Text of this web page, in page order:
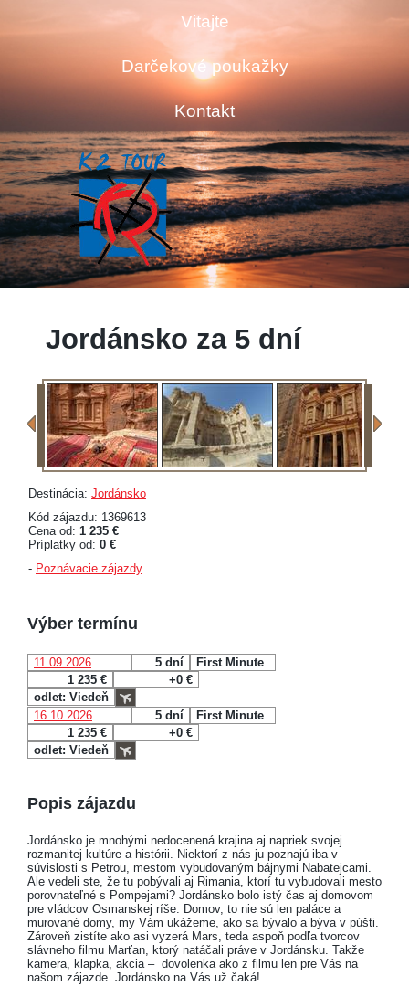
Vitajte
Darčekové poukažky
Kontakt
Jordánsko za 5 dní
Destinácia: Jordánsko
Kód zájazdu: 1369613
Cena od: 1 235 €
Príplatky od: 0 €
- Poznávacie zájazdy
Výber termínu
11.09.2026 5 dní
First Minute
1 235 €
+0 €
odlet: Viedeň
16.10.2026
5 dní
First Minute
1 235 €
+0 €
odlet: Viedeň
Popis zájazdu
Jordánsko je mnohými nedocenená krajina aj napriek svojej
rozmanitej kultúre a histórii. Niektorí z nás ju poznajú iba v
súvislosti s Petrou, mestom vybudovaným bájnymi Nabatejcami.
Ale vedeli ste, že tu pobývali aj Rimania, ktorí tu vybudovali mesto
porovnateľné s Pompejami? Jordánsko bolo istý čas aj domovom
pre vládcov Osmanskej ríše. Domov, to nie sú len paláce a
murované domy, my Vám ukážeme, ako sa bývalo a býva v púšti.
Zároveň zistíte ako asi vyzerá Mars, teda aspoň podľa tvorcov
slávneho filmu Marťan, ktorý natáčali práve v Jordánsku. Takže
kamera, klapka, akcia – dovolenka ako z filmu len pre Vás na
našom zájazde. Jordánsko na Vás už čaká!